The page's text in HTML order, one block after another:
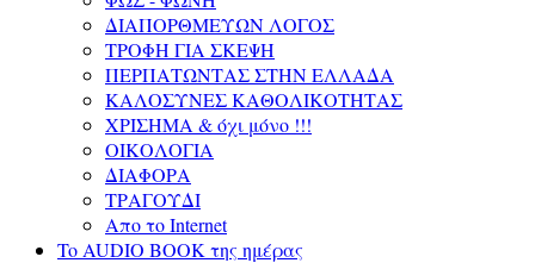
ΔΙΑΠΟΡΘΜΕΥΩΝ ΛΟΓΟΣ
ΤΡΟΦΗ ΓΙΑ ΣΚΕΨΗ
ΠΕΡΠΑΤΩΝΤΑΣ ΣΤΗΝ ΕΛΛΑΔΑ
ΚΑΛΟΣΥΝΕΣ ΚΑΘΟΛΙΚΟΤΗΤΑΣ
ΧΡΙΣΗΜΑ & όχι μόνο !!!
ΟΙΚΟΛΟΓΙΑ
ΔΙΑΦΟΡΑ
ΤΡΑΓΟΥΔΙ
Απο το Internet
To AUDIO BOOK της ημέρας